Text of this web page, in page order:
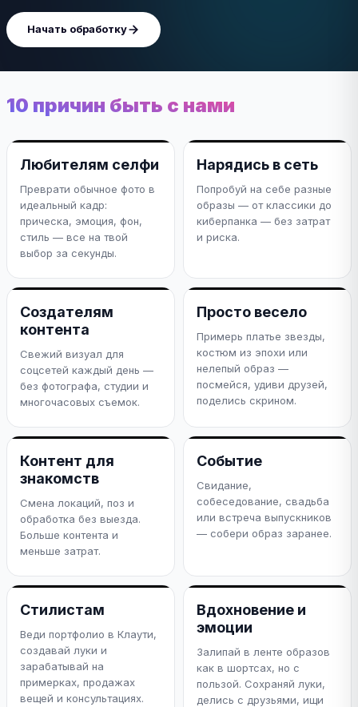
Начать обработку
10 причин быть с нами
Любителям селфи
Преврати обычное фото в
идеальный кадр:
прическа, эмоция, фон,
стиль — все на твой
выбор за секунды.
Нарядись в сеть
Попробуй на себе разные
образы — от классики до
киберпанка — без затрат
и риска.
Создателям
контента
Свежий визуал для
соцсетей каждый день —
без фотографа, студии и
многочасовых съемок.
Просто весело
Примерь платье звезды,
костюм из эпохи или
нелепый образ —
посмейся, удиви друзей,
поделись скрином.
Контент для
знакомств
Смена локаций, поз и
обработка без выезда.
Больше контента и
меньше затрат.
Событие
Свидание,
собеседование, свадьба
или встреча выпускников
— собери образ заранее.
Стилистам
Веди портфолио в Клаути,
создавай луки и
зарабатывай на
примерках, продажах
вещей и консультациях.
Вдохновение и
эмоции
Залипай в ленте образов
как в шортсах, но с
пользой. Сохраняй луки,
делись с друзьями, ищи